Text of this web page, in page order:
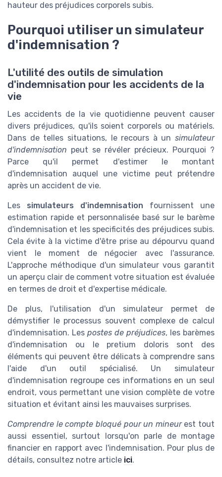
hauteur des préjudices corporels subis.
Pourquoi utiliser un simulateur
d'indemnisation ?
L'utilité des outils de simulation
d'indemnisation pour les accidents de la
vie
Les accidents de la vie quotidienne peuvent causer
divers préjudices, qu'ils soient corporels ou matériels.
Dans de telles situations, le recours à un simulateur
d'indemnisation peut se révéler précieux. Pourquoi ?
Parce qu'il permet d'estimer le montant
d'indemnisation auquel une victime peut prétendre
après un accident de vie.
Les simulateurs d'indemnisation fournissent une
estimation rapide et personnalisée basé sur le barème
d'indemnisation et les specificités des préjudices subis.
Cela évite à la victime d'être prise au dépourvu quand
vient le moment de négocier avec l'assurance.
L'approche méthodique d'un simulateur vous garantit
un aperçu clair de comment votre situation est évaluée
en termes de droit et d'expertise médicale.
De plus, l'utilisation d'un simulateur permet de
démystifier le processus souvent complexe de calcul
d'indemnisation. Les postes de préjudices, les barèmes
d'indemnisation ou le pretium doloris sont des
éléments qui peuvent être délicats à comprendre sans
l'aide d'un outil spécialisé. Un simulateur
d'indemnisation regroupe ces informations en un seul
endroit, vous permettant une vision complète de votre
situation et évitant ainsi les mauvaises surprises.
Comprendre le compte bloqué pour un mineurest tout
aussi essentiel, surtout lorsqu'on parle de montage
financier en rapport avec l'indemnisation. Pour plus de
détails, consultez notre article ici.